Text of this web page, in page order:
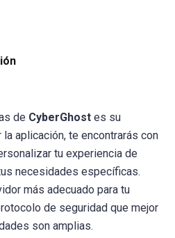
de CyberGhost es su
aplicación, te encontrarás con
tu experiencia de
necesidades específicas.
más adecuado para tu
de seguridad que mejor
son amplias.